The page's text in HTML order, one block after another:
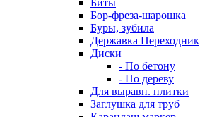
Биты
Бор-фреза-шарошка
Буры, зубила
Державка Переходник
Диски
- По бетону
- По дереву
Для выравн. плитки
Заглушка для труб